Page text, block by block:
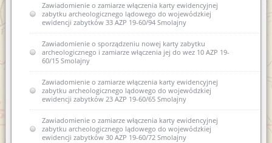
Zawiadomienie o zamiarze włączenia karty ewidencyjnej
zabytku archeologicznego lądowego do wojewódzkiej
ewidencji zabytków 33 AZP 19-60/94 Smolajny
Zawiadomienie o sporządzeniu nowej karty zabytku
archeologicznego i zamiarze włączenia jej do wez 10 AZP 19-
60/15 Smolajny
Zawiadomienie o zamiarze włączenia karty ewidencyjnej
zabytku archeologicznego lądowego do wojewódzkiej
ewidencji zabytków 23 AZP 19-60/65 Smolajny
Zawiadomienie o zamiarze włączenia karty ewidencyjnej
zabytku archeologicznego lądowego do wojewódzkiej
ewidencji zabytków 30 AZP 19-60/72 Smolajny